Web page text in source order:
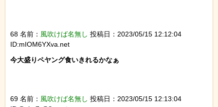
68 名前： 風吹けば名無し 投稿日：2023/05/15 12:12:04
ID:mIOM6YXva.net
今大盛りペヤング食いきれるかなぁ
69 名前： 風吹けば名無し 投稿日：2023/05/15 12:13:04